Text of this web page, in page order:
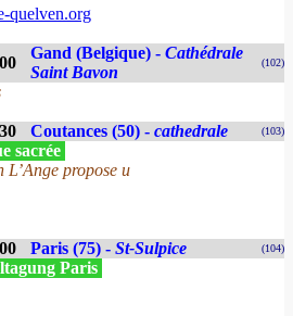
quelven.org
Gand (Belgique) - Cathédrale
Saint Bavon
(102)
Coutances (50) - cathedrale (103)
sacrée
L’Ange propose u
Paris (75) - St-Sulpice (104)
Paris